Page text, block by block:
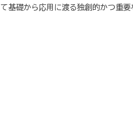
礎から応用に渡る独創的かつ重要